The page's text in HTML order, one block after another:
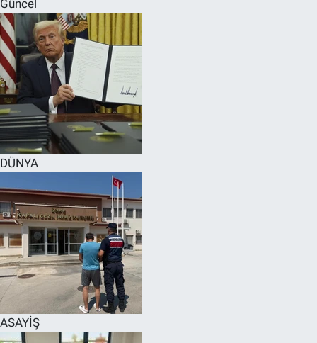
Güncel
DÜNYA
ASAYİŞ
SPOR
RESMİ İLANLAR